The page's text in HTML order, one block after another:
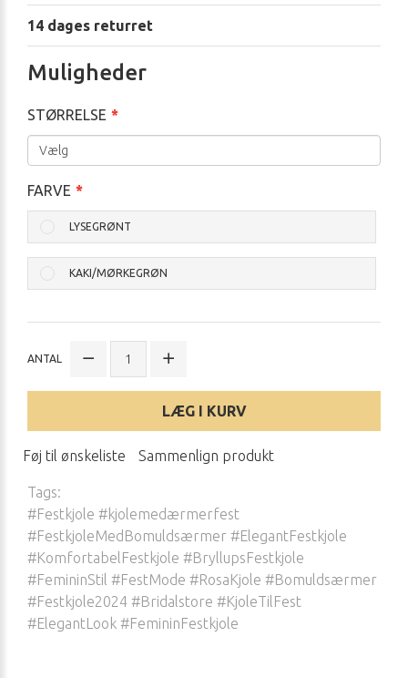
14 dages returret
Muligheder
STØRRELSE
FARVE
LYSEGRØNT
KAKI/MØRKEGRØN
ANTAL
LÆG I KURV
Føj til ønskeliste Sammenlign produkt
Tags:
#Festkjole #kjolemedærmerfest
#FestkjoleMedBomuldsærmer #ElegantFestkjole
#KomfortabelFestkjole #BryllupsFestkjole
#FemininStil #FestMode #RosaKjole #Bomuldsærmer
#Festkjole2024 #Bridalstore #KjoleTilFest
#ElegantLook #FemininFestkjole